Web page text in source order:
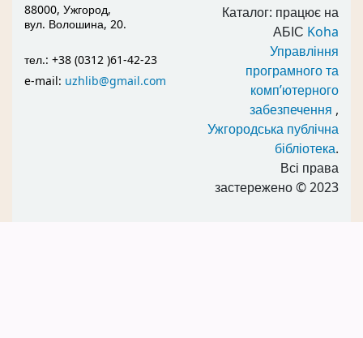
88000, Ужгород,
вул. Волошина, 20.
тел.: +38 (0312 )61-42-23
e-mail: uzhlib@gmail.com
Каталог: працює на
АБІС Koha
Управління
програмного та
комп’ютерного
забезпечення ,
Ужгородська публічна
бібліотека.
Всі права
застережено© 2023